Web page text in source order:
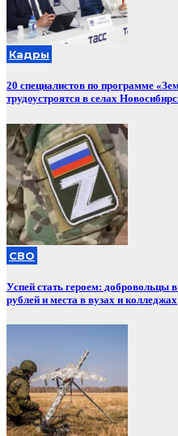
Кадры
20 специалистов по программе
трудоустроятся в селах
СВО
Успей стать героем: добровольцы
рублей и места в вузах и колледжах